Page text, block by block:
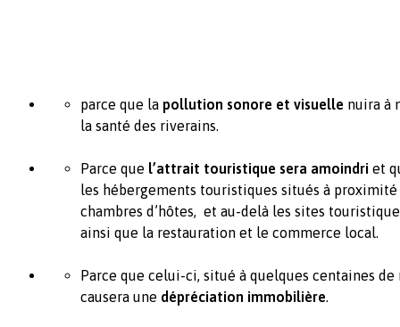
parce que la pollution sonore et visuelle nuira à
la santé des riverains.
Parce que l’attrait touristique sera amoindri et
les hébergements touristiques situés à proximité
chambres d’hôtes, et au-delà les sites
ainsi que la restauration et le commerce local.
Parce que celui-ci, situé à quelques centaines
causera une dépréciation immobilière.